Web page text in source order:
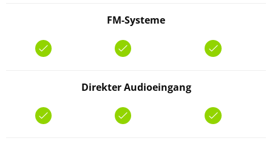
FM-Systeme
Direkter Audioeingang